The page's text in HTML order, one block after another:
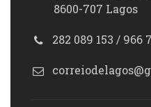
8600-707 Lagos
282 089 153 / 966